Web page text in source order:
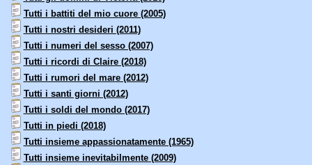
Tutti i battiti del mio cuore (2005)
Tutti i nostri desideri (2011)
Tutti i numeri del sesso (2007)
Tutti i ricordi di Claire (2018)
Tutti i rumori del mare (2012)
Tutti i santi giorni (2012)
Tutti i soldi del mondo (2017)
Tutti in piedi (2018)
Tutti insieme appassionatamente (1965)
Tutti insieme inevitabilmente (2009)